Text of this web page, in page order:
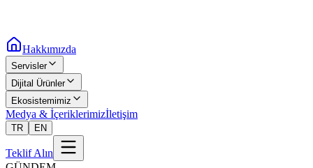
Hakkımızda
Servisler
Dijital Ürünler
Ekosistemimiz
Medya & İçeriklerimizİletişim
TR EN
Teklif Alın